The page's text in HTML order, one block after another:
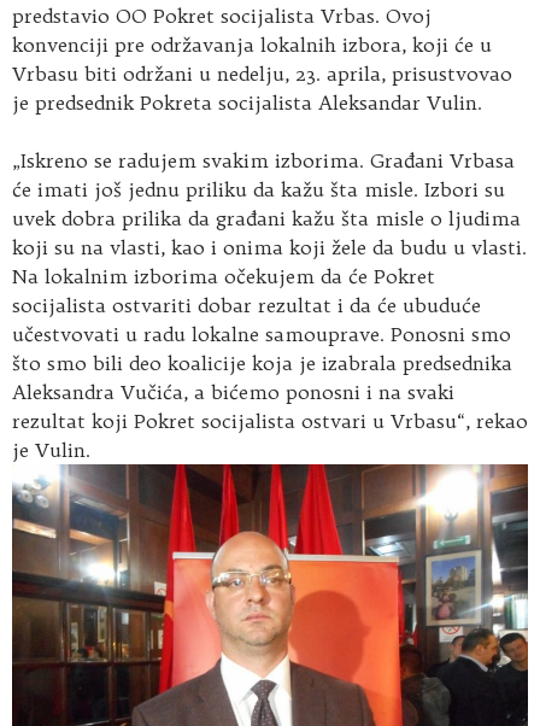
predstavio OO Pokret socijalista Vrbas. Ovoj
konvenciji pre održavanja lokalnih izbora, koji će u
Vrbasu biti održani u nedelju, 23. aprila, prisustvovao
je predsednik Pokreta socijalista Aleksandar Vulin.
„Iskreno se radujem svakim izborima. Građani Vrbasa
će imati još jednu priliku da kažu šta misle. Izbori su
uvek dobra prilika da građani kažu šta misle o ljudima
koji su na vlasti, kao i onima koji žele da budu u vlasti.
Na lokalnim izborima očekujem da će Pokret
socijalista ostvariti dobar rezultat i da će ubuduće
učestvovati u radu lokalne samouprave. Ponosni smo
što smo bili deo koalicije koja je izabrala predsednika
Aleksandra Vučića, a bićemo ponosni i na svaki
rezultat koji Pokret socijalista ostvari u Vrbasu“, rekao
je Vulin.